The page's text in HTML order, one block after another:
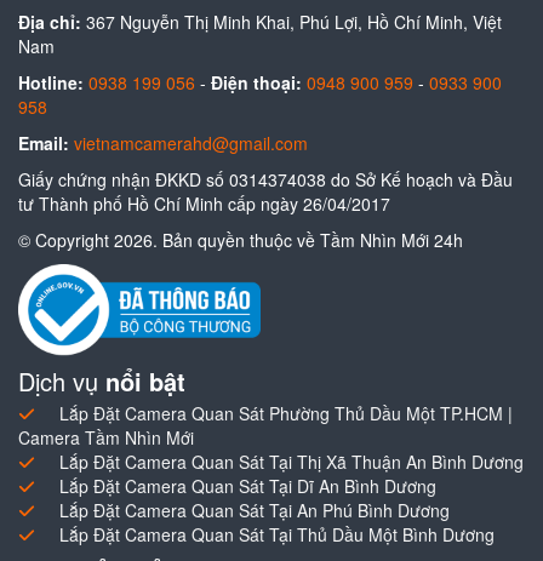
Địa chỉ: 367 Nguyễn Thị Minh Khai, Phú Lợi, Hồ Chí Minh, Việt
Nam
Hotline: 0938 199 056 - Điện thoại: 0948 900 959 - 0933 900
958
Email: vietnamcamerahd@gmail.com
Giấy chứng nhận ĐKKD số 0314374038 do Sở Kế hoạch và Đầu
tư Thành phố Hồ Chí Minh cấp ngày 26/04/2017
© Copyright 2026. Bản quyền thuộc về Tầm Nhìn Mới 24h
Dịch vụ nổi bật
Lắp Đặt Camera Quan Sát Phường Thủ Dầu Một TP.HCM |
Camera Tầm Nhìn Mới
Lắp Đặt Camera Quan Sát Tại Thị Xã Thuận An Bình Dương
Lắp Đặt Camera Quan Sát Tại Dĩ An Bình Dương
Lắp Đặt Camera Quan Sát Tại An Phú Bình Dương
Lắp Đặt Camera Quan Sát Tại Thủ Dầu Một Bình Dương